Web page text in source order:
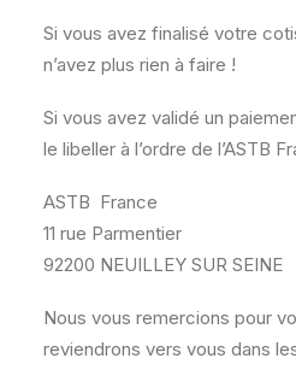
EVENEMENTS / ACTU
RECHERCHE
PANIER
Si vous avez finalisé votre
n’avez plus rien à faire !
Si vous avez validé un
le libeller à l’ordre de l’ASTB
ASTB France
11 rue Parmentier
92200 NEUILLEY SUR SEINE
Nous vous remercions pour
reviendrons vers vous dans